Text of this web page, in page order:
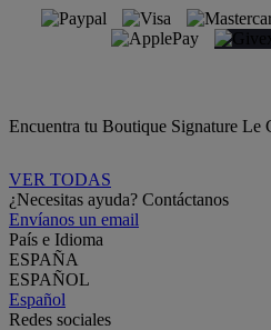
Encuentra tu Boutique Signature Le
VER TODAS
¿Necesitas ayuda? Contáctanos
Envíanos un email
País e Idioma
ESPAÑA
ESPAÑOL
Español
Redes sociales